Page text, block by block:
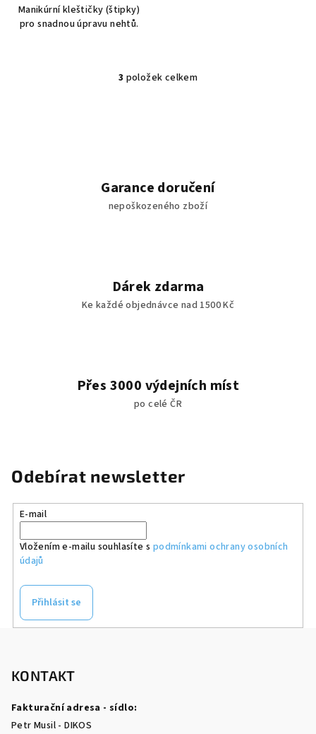
Manikúrní kleštičky (štipky)
pro snadnou úpravu nehtů.
O
c
í
p
v
ý
u
3 položek celkem
Garance doručení
nepoškozeného zboží
Dárek zdarma
Ke každé objednávce nad 1500 Kč
Přes 3000 výdejních míst
po celé ČR
Odebírat newsletter
E-mail
Vložením e-mailu souhlasíte s podmínkami ochrany osobních
údajů
Přihlásit se
KONTAKT
Fakturační adresa - sídlo:
Petr Musil - DIKOS